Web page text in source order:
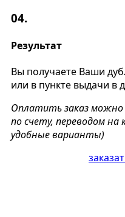
04.
Результат
Вы получаете Ваши
или в пункте выдачи в
Оплатить заказ
по счету, переводом на
удобные варианты)